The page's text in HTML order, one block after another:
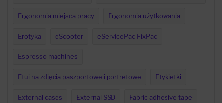
Ergonomia miejsca pracy Ergonomia użytkowania
Erotyka eScooter eServicePac FixPac
Espresso machines
Etui na zdjęcia paszportowe i portretowe Etykietki
External cases External SSD Fabric adhesive tape